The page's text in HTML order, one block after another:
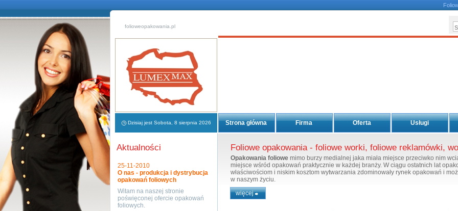
Foliowe
folioweopakowania.pl
Dzisiaj jest Sobota, 8 sierpnia 2026 Strona główna Firma Oferta Usługi
Aktualności
25-11-2010
O nas - produkcja i dystrybucja
opakowań foliowych
Witam na naszej stronie
poświęconej ofercie opakowań
foliowych.
Foliowe opakowania - foliowe worki, foliowe reklamówki,
Opakowania foliowe mimo burzy medialnej jaka miała miejsce przeciwko nim
miejsce wśród opakowań praktycznie w każdej branży. W ciągu ostatnich lat
właściwościom i niskim kosztom wytwarzania zdominowały rynek opakowań i
w naszym życiu.
Trudno obecnie wymyślić lepszy sposób pakowania produktów w branży
LD, PE, PVC, HDPE, LDPE i innych.
więcej